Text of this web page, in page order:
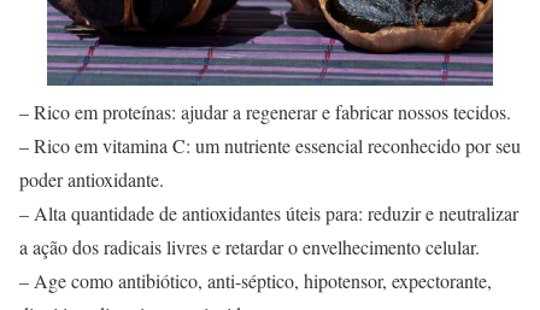
– Rico em proteínas: ajudar a regenerar e fabricar nossos tecidos.
– Rico em vitamina C: um nutriente essencial reconhecido por seu
poder antioxidante.
– Alta quantidade de antioxidantes úteis para: reduzir e neutralizar
a ação dos radicais livres e retardar o envelhecimento celular.
– Age como antibiótico, anti-séptico, hipotensor, expectorante,